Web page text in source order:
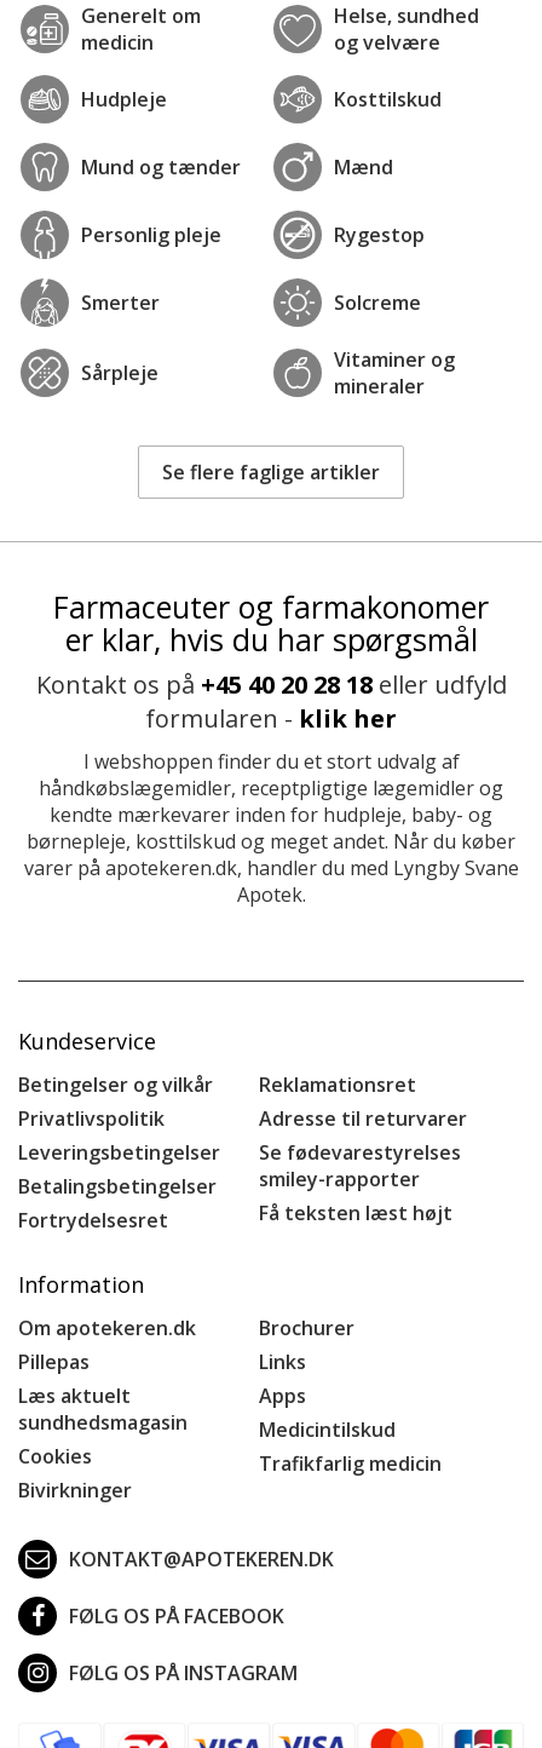
Generelt om
medicin
Helse, sundhed
og velvære
Hudpleje Kosttilskud
Mund og tænder Mænd
Personlig pleje Rygestop
Smerter Solcreme
Sårpleje
Vitaminer og
mineraler
Se flere faglige artikler
Farmaceuter og farmakonomer
er klar, hvis du har spørgsmål
Kontakt os på +45 40 20 28 18eller udfyld
formularen - klik her
I webshoppen finder du et stort udvalg af
håndkøbslægemidler, receptpligtige lægemidler og
kendte mærkevarer inden for hudpleje, baby- og
børnepleje, kosttilskud og meget andet. Når du køber
varer på apotekeren.dk, handler du med Lyngby Svane
Apotek.
Kundeservice
Betingelser og vilkår
Privatlivspolitik
Leveringsbetingelser
Betalingsbetingelser
Fortrydelsesret
Reklamationsret
Adresse til returvarer
Se fødevarestyrelses
smiley-rapporter
Få teksten læst højt
Information
Om apotekeren.dk
Pillepas
Læs aktuelt
sundhedsmagasin
Cookies
Bivirkninger
Brochurer
Links
Apps
Medicintilskud
Trafikfarlig medicin
KONTAKT@APOTEKEREN.DK
FØLG OS PÅ FACEBOOK
FØLG OS PÅ INSTAGRAM